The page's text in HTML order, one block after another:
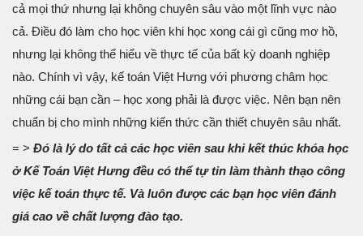
cả mọi thứ nhưng lại không chuyên sâu vào một lĩnh vực nào
cả. Điều đó làm cho học viên khi học xong cái gì cũng mơ hồ,
nhưng lại không thể hiểu về thực tế của bất kỳ doanh nghiệp
nào. Chính vì vậy, kế toán Việt Hưng với phương châm học
những cái bạn cần – học xong phải là được việc. Nên bạn nên
chuẩn bị cho mình những kiến thức cần thiết chuyên sâu nhất.
= > Đó là lý do tất cả các học viên sau khi kết thúc khóa học
ở Kế Toán Việt Hưng đều có thể tự tin làm thành thạo công
việc kế toán thực tế. Và luôn được các bạn học viên đánh
giá cao về chất lượng đào tạo.